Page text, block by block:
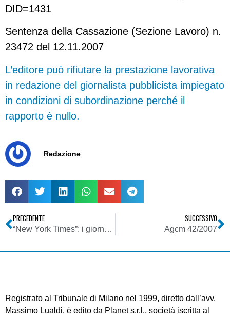
DID=1431
Sentenza della Cassazione (Sezione Lavoro) n.
23472 del 12.11.2007
L’editore può rifiutare la prestazione lavorativa
in redazione del giornalista pubblicista impiegato
in condizioni di subordinazione perché il
rapporto è nullo.
Redazione
PRECEDENTE
“New York Times”: i giornali italiani demonizzano gli americani dopo il giallo di Perugia
SUCCESSIVO
Agcm 42/2007
Registrato al Tribunale di Milano nel 1999, diretto dall’avv.
Massimo Lualdi, è edito da Planet s.r.l., società iscritta al